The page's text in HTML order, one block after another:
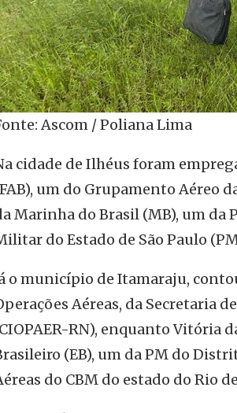
Ascom / Poliana Lima
cidade de Ilhéus foram
um do Grupamento Aéreo
Marinha do Brasil (MB), um da
do Estado de São Paulo
o município de Itamaraju,
Aéreas, da Secretaria
RN), enquanto Vitória
(EB), um da PM do
do CBM do estado do Rio